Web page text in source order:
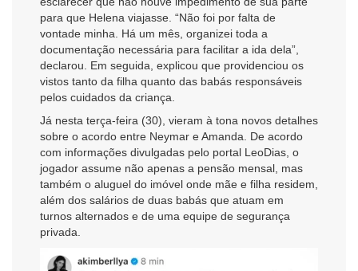
para que Helena viajasse. “Não foi por falta de
vontade minha. Há um mês, organizei toda a
documentação necessária para facilitar a ida dela”,
declarou. Em seguida, explicou que providenciou os
vistos tanto da filha quanto das babás responsáveis
pelos cuidados da criança.
Já nesta terça-feira (30), vieram à tona novos detalhes
sobre o acordo entre Neymar e Amanda. De acordo
com informações divulgadas pelo portal LeoDias, o
jogador assume não apenas a pensão mensal, mas
também o aluguel do imóvel onde mãe e filha residem,
além dos salários de duas babás que atuam em
turnos alternados e de uma equipe de segurança
privada.